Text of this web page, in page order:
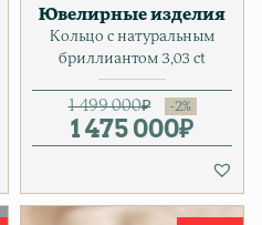
Ювелирные изделия
Кольцо с натуральным
бриллиантом 3,03 ct
1 499 000₽
1 475 000₽
Текущая